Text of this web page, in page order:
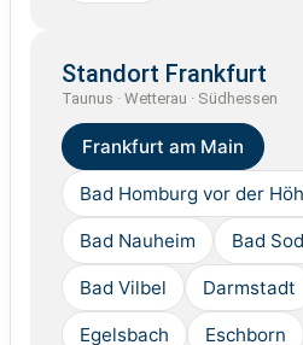
Standort Frankfurt
Taunus · Wetterau · Südhessen
Frankfurt am Main
Bad Homburg vor der
Bad Nauheim Bad
Bad Vilbel Darmstadt
Egelsbach Eschborn